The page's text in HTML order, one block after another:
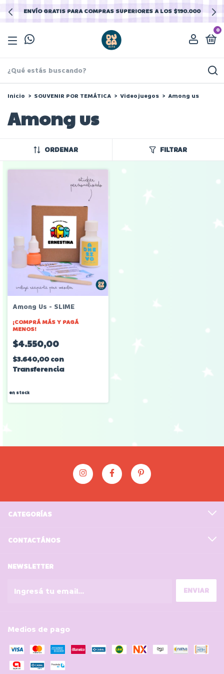
ENVÍO GRATIS PARA COMPRAS SUPERIORES A LOS $190.000
0
Inicio > SOUVENIR POR TEMÁTICA > Videojuegos > Among us
Among us
ORDENAR FILTRAR
Among Us - SLIME
¡COMPRÁ MÁS Y PAGÁ
MENOS!
$4.550,00
$3.640,00con
Transferencia
en stock
CATEGORÍAS
CONTACTÁNOS
NEWSLETTER
Medios de pago